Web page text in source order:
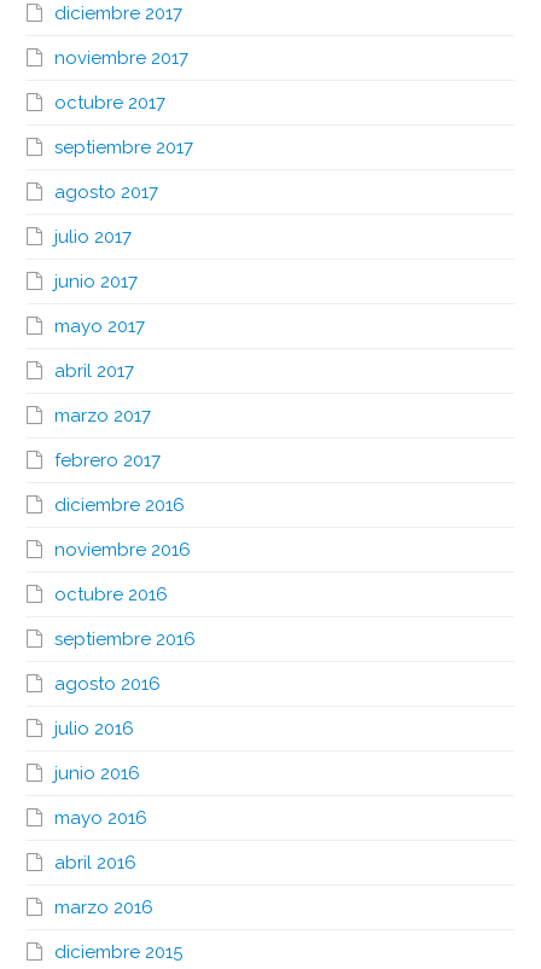
diciembre 2017
noviembre 2017
octubre 2017
septiembre 2017
agosto 2017
julio 2017
junio 2017
mayo 2017
abril 2017
marzo 2017
febrero 2017
diciembre 2016
noviembre 2016
octubre 2016
septiembre 2016
agosto 2016
julio 2016
junio 2016
mayo 2016
abril 2016
marzo 2016
diciembre 2015